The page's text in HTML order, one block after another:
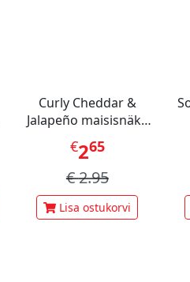
Curly Cheddar &
Jalapeño maisisnäkk
70 g
€265
€2.95
Lisa ostukorvi